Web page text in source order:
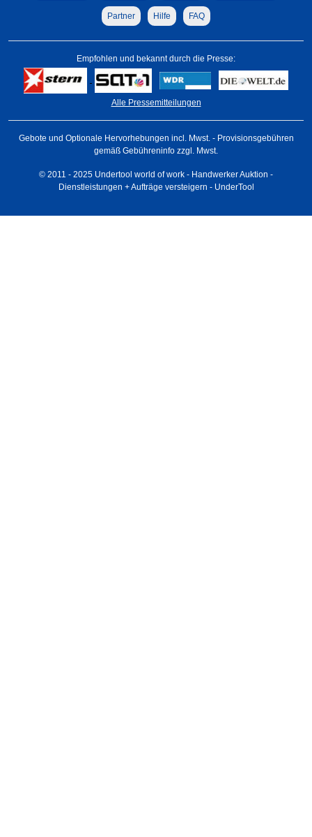
Partner Hilfe FAQ
Empfohlen und bekannt durch die Presse:
Alle Pressemitteilungen
Gebote und Optionale Hervorhebungen incl. Mwst. - Provisionsgebühren
gemäß Gebühreninfo zzgl. Mwst.
© 2011 - 2025 Undertool world of work - Handwerker Auktion -
Dienstleistungen + Aufträge versteigern - UnderTool